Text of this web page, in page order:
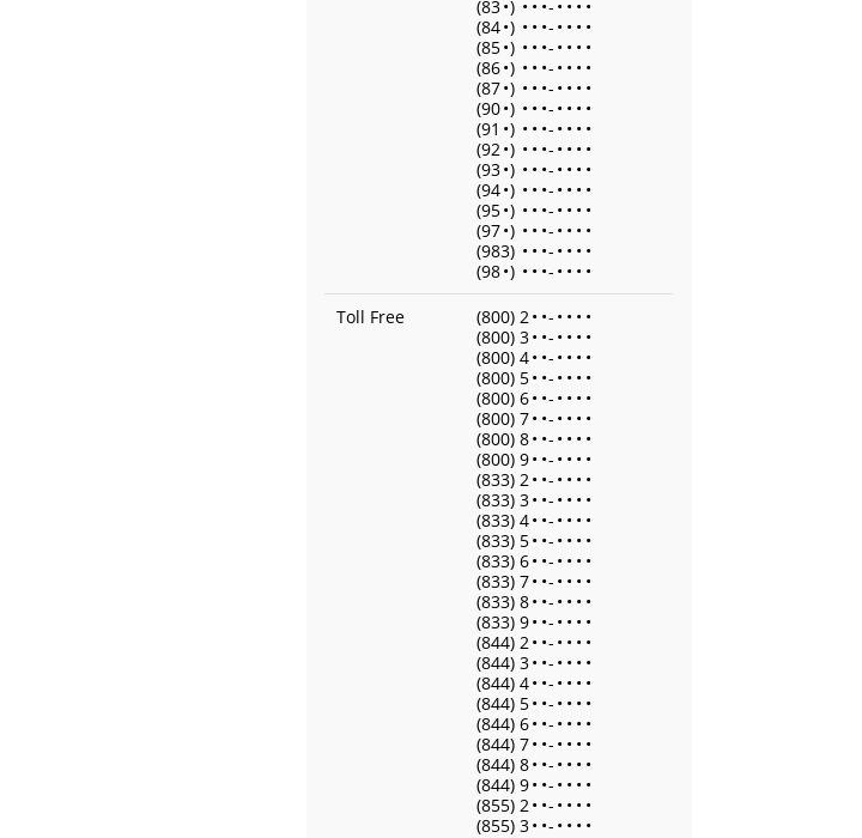
(83•) • • •- • • • •
(84•) • • •- • • • •
(85•) • • •- • • • •
(86•) • • •- • • • •
(87•) • • •- • • • •
(90•) • • •- • • • •
(91 •) • • •- • • • •
(92•) • • •- • • • •
(93•) • • •- • • • •
(94•) • • •- • • • •
(95•) • • •- • • • •
(97•) • • •- • • • •
(983) • • •- • • • •
(98•) • • •- • • • •
Toll Free
(800) 2• •- • • • •
(800) 3• •- • • • •
(800) 4• •- • • • •
(800) 5• •- • • • •
(800) 6• •- • • • •
(800) 7• •- • • • •
(800) 8• •- • • • •
(800) 9• •- • • • •
(833) 2• •- • • • •
(833) 3• •- • • • •
(833) 4• •- • • • •
(833) 5• •- • • • •
(833) 6• •- • • • •
(833) 7• •- • • • •
(833) 8• •- • • • •
(833) 9• •- • • • •
(844) 2• •- • • • •
(844) 3• •- • • • •
(844) 4• •- • • • •
(844) 5• •- • • • •
(844) 6• •- • • • •
(844) 7• •- • • • •
(844) 8• •- • • • •
(844) 9• •- • • • •
(855) 2• •- • • • •
(855) 3• •- • • • •